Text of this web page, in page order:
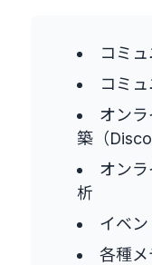
コミ
コミ
オン
築（
オン
析
イベ
各種